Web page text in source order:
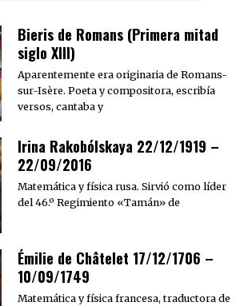
Bieris de Romans (Primera mitad
siglo XIII)
Aparentemente era originaria de Romans-
sur-Isère. Poeta y compositora, escribía
versos, cantaba y
Irina Rakobólskaya 22/12/1919 –
22/09/2016
Matemática y física rusa. Sirvió como líder
del 46.º Regimiento «Tamán» de
Émilie de Châtelet 17/12/1706 –
10/09/1749
Matemática y física francesa, traductora de